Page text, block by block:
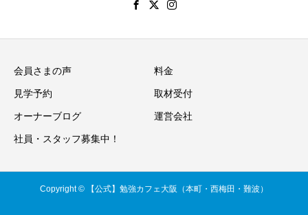
会員さまの声 料金
見学予約 取材受付
オーナーブログ 運営会社
社員・スタッフ募集中！
Copyright © 【公式】勉強カフェ大阪（本町・西梅田・難波）